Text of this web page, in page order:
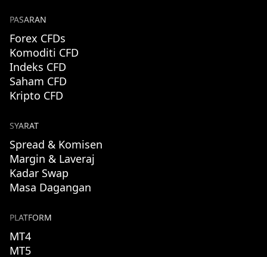
PASARAN
Forex CFDs
Komoditi CFD
Indeks CFD
Saham CFD
Kripto CFD
SYARAT
Spread & Komisen
Margin & Laveraj
Kadar Swap
Masa Dagangan
PLATFORM
MT4
MT5